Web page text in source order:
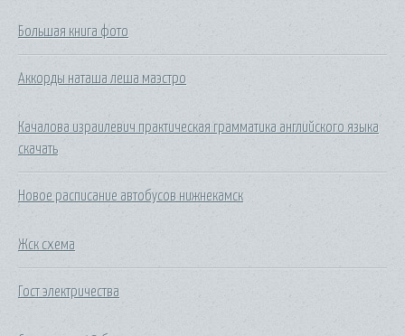
Большая книга фото
Аккорды наташа леша маэстро
Качалова израилевич практическая грамматика английского языка
скачать
Новое расписание автобусов нижнекамск
Жск схема
Гост электричества